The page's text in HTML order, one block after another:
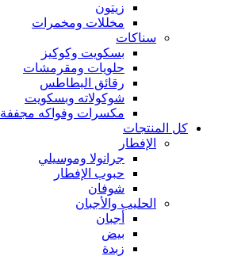
زيتون
مخللات ومخمرات
سناكات
بسكويت وكوكيز
حلويات ومقرمشات
رقائق البطاطس
شوكولاته وبسكويت
مكسرات وفواكه مجففة
كل المنتجات
الإفطار
جرانولا وموسيلي
حبوب الإفطار
شوفان
الحليب والأجبان
أجبان
بيض
زبدة